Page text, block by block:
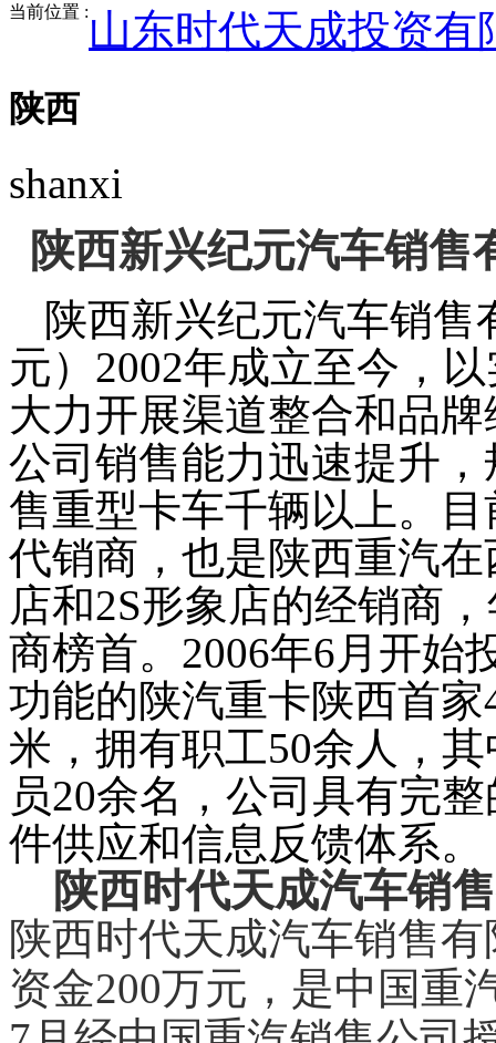
当前位置 : 山东时代天成投资有
陕西
shanxi
陕西新兴纪元汽车销售
陕西新兴纪元汽车销
元） 2002年成立至今，
大力开展渠道整合和品
公司销售能力迅速提升
售重型卡车千辆以上。
代销商，也是陕西重汽
店和2S形象店的经销商
商榜首。 2006年6月开始
功能的陕汽重卡陕西首家
米，拥有职工50余人，
员20余名，公司具有完
件供应和信息反馈体系。
陕西时代天成汽车销
陕西时代天成汽车销售
资金200万元，是中国重